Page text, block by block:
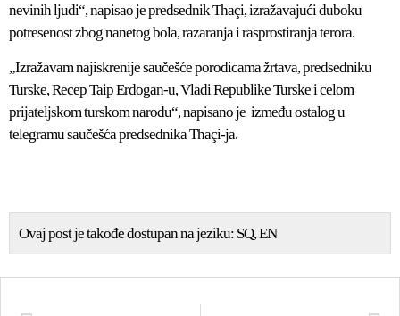
nevinih ljudi“, napisao je predsednik Thaçi, izražavajući duboku
potresenost zbog nanetog bola, razaranja i rasprostiranja terora.
„Izražavam najiskrenije saučešće porodicama žrtava, predsedniku
Turske, Recep Taip Erdogan-u, Vladi Republike Turske i celom
prijateljskom turskom narodu“, napisano je između ostalog u
telegramu saučešća predsednika Thaçi-ja.
Ovaj post je takođe dostupan na jeziku: SQ EN